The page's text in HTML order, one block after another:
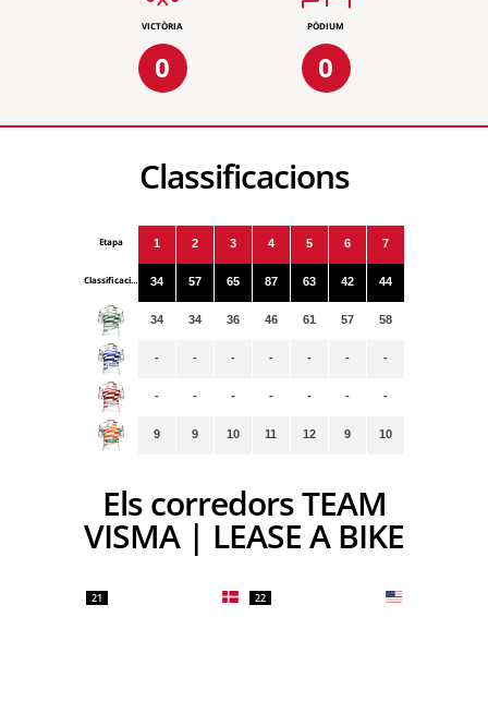
VICTÒRIA
0
PÒDIUM
0
Classificacions
Etapa
Classificacions
1
34
34
-
-
9
2
57
34
-
-
9
3
65
36
-
-
10
4
87
46
-
-
11
5
63
61
-
-
12
6
42
57
-
-
9
7
44
58
-
-
10
Els corredors TEAM
VISMA | LEASE A BIKE
21 22